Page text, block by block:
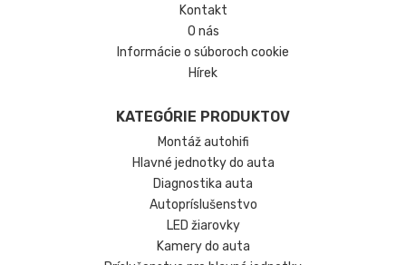
Kontakt
O nás
Informácie o súboroch cookie
Hírek
KATEGÓRIE PRODUKTOV
Montáž autohifi
Hlavné jednotky do auta
Diagnostika auta
Autopríslušenstvo
LED žiarovky
Kamery do auta